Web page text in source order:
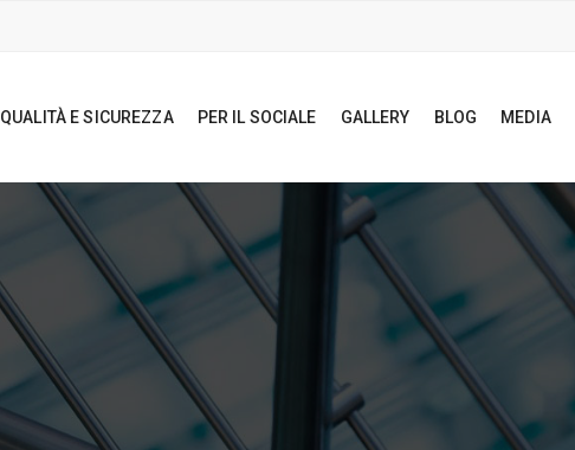
QUALITÀ E SICUREZZA PER IL SOCIALE GALLERY BLOG MEDIA